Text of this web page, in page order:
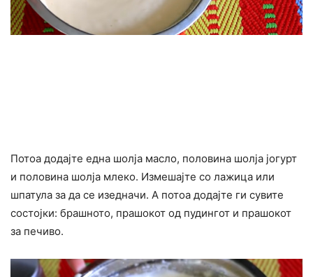
Потоа додајте една шолја масло, половина шолја јогурт
и половина шолја млеко. Измешајте со лажица или
шпатула за да се изедначи. А потоа додајте ги сувите
состојки: брашното, прашокот од пудингот и прашокот
за печиво.